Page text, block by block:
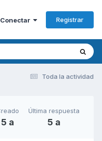
Registrar
Toda la actividad
5 a
Última respuesta
5 a